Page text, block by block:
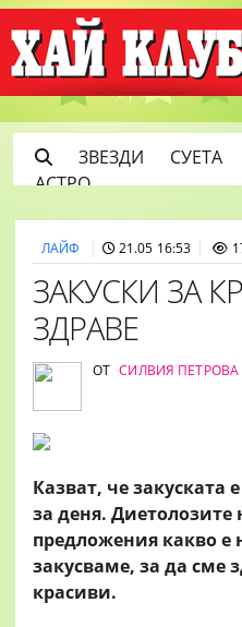
ЗВЕЗДИ СУЕТА
АСТРО
ЛАЙФ 21.05 16:53
ЗАКУСКИ ЗА
ЗДРАВЕ
ОТ СИЛВИЯ ПЕТРОВА
Казват, че закуската
за деня. Диетолозите
предложения какво е
закусваме, за да сме
красиви.